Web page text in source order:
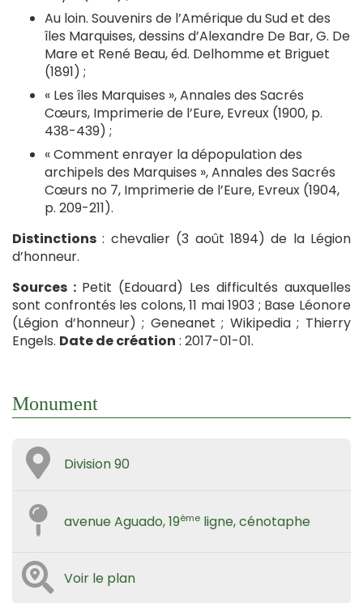
Au loin. Souvenirs de l’Amérique du Sud et des
îles Marquises, dessins d’Alexandre De Bar, G. De
Mare et René Beau, éd. Delhomme et Briguet
(1891) ;
« Les îles Marquises », Annales des Sacrés
Cœurs, Imprimerie de l’Eure, Evreux (1900, p.
438-439) ;
« Comment enrayer la dépopulation des
archipels des Marquises », Annales des Sacrés
Cœurs no 7, Imprimerie de l’Eure, Evreux (1904,
p. 209-211).
Distinctions : chevalier (3 août 1894) de la Légion
d’honneur.
Sources : Petit (Edouard) Les difficultés auxquelles
sont confrontés les colons, 11 mai 1903 ; Base Léonore
(Légion d’honneur) ; Geneanet ; Wikipedia ; Thierry
Engels. Date de création : 2017-01-01.
Monument
Division 90
avenue Aguado, 19ème ligne, cénotaphe
Voir le plan